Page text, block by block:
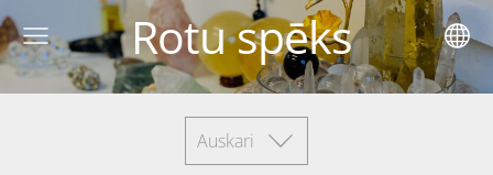
Rotu spēks
Auskari